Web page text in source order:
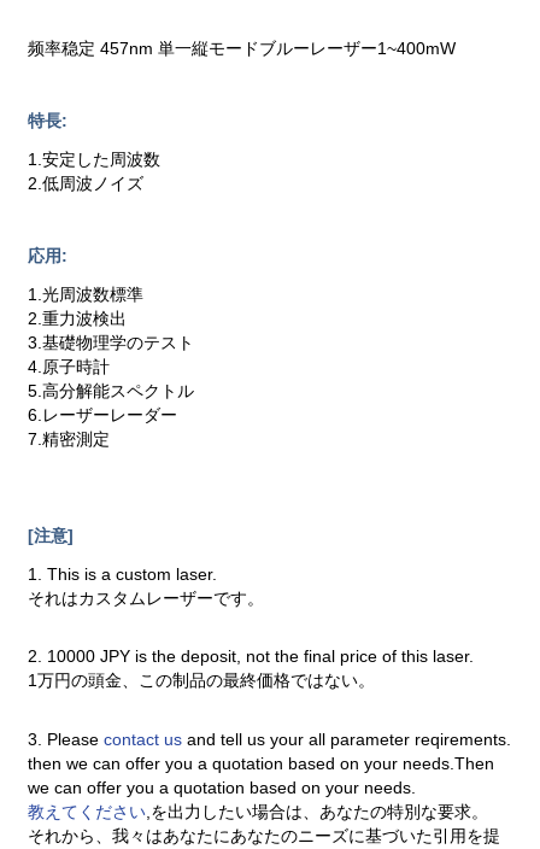
频率稳定 457nm 単一縦モードブルーレーザー1~400mW
特長:
1.安定した周波数
2.低周波ノイズ
応用:
1.光周波数標準
2.重力波検出
3.基礎物理学のテスト
4.原子時計
5.高分解能スペクトル
6.レーザーレーダー
7.精密測定
[注意]
1. This is a custom laser.
それはカスタムレーザーです。
2. 10000 JPY is the deposit, not the final price of this laser.
1万円の頭金、この制品の最終価格ではない。
3. Pleasecontact usand tell us your all parameter reqirements.
then we can offer you a quotation based on your needs.Then
we can offer you a quotation based on your needs.
教えてください ,を出力したい場合は、あなたの特別な要求。
それから、我々はあなたにあなたのニーズに基づいた引用を提